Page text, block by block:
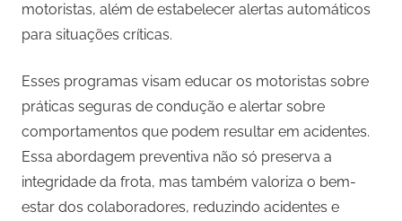
motoristas, além de estabelecer alertas automáticos
para situações críticas.
Esses programas visam educar os motoristas sobre
práticas seguras de condução e alertar sobre
comportamentos que podem resultar em acidentes.
Essa abordagem preventiva não só preserva a
integridade da frota, mas também valoriza o bem-
estar dos colaboradores, reduzindo acidentes e